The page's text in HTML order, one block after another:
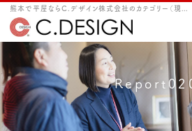
熊本で平屋ならC.デザイン株式会社のカテゴリー（現場レポート） 熊本県宇土市Y様邸（2021年3月完成）をご紹介